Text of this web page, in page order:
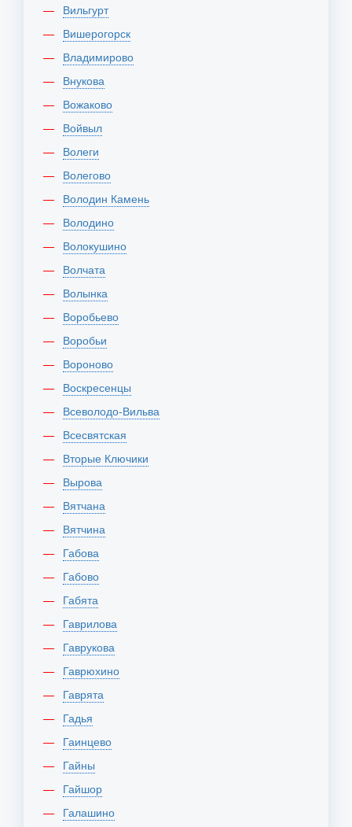
Вильгурт
Вишерогорск
Владимирово
Внукова
Вожаково
Войвыл
Волеги
Волегово
Володин Камень
Володино
Волокушино
Волчата
Волынка
Воробьево
Воробьи
Вороново
Воскресенцы
Всеволодо-Вильва
Всесвятская
Вторые Ключики
Вырова
Вятчана
Вятчина
Габова
Габово
Габята
Гаврилова
Гаврукова
Гаврюхино
Гаврята
Гадья
Гаинцево
Гайны
Гайшор
Галашино